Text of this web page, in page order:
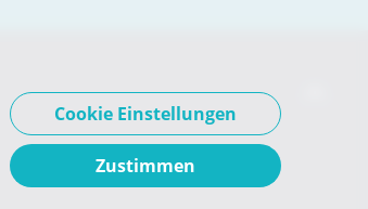
Cookie Einstellungen
Zustimmen